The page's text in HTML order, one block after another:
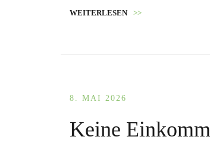
WEITERLESEN >>
8. MAI 2026
Keine